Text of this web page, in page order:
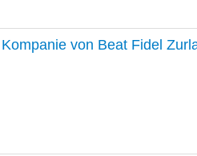
von Beat Fidel